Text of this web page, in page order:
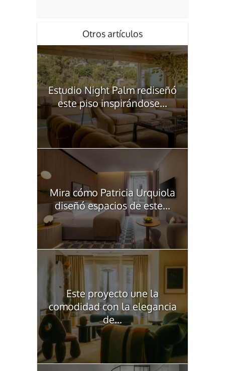
Otros artículos
Estudio Night Palm rediseñó
este piso inspirándose...
Mira cómo Patricia Urquiola
diseñó espacios de este...
Este proyecto une la
comodidad con la elegancia
de...